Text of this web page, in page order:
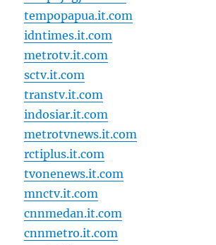
tempopapua.it.com
idntimes.it.com
metrotv.it.com
sctv.it.com
transtv.it.com
indosiar.it.com
metrotvnews.it.com
rctiplus.it.com
tvonenews.it.com
mnctv.it.com
cnnmedan.it.com
cnnmetro.it.com